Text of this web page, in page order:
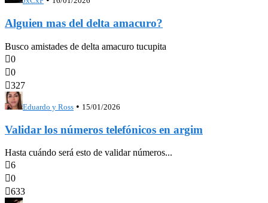
Alguien mas del delta amacuro?
Busco amistades de delta amacuro tucupita
0
0
327
Eduardo y Ross • 15/01/2026
Validar los números telefónicos en argim
Hasta cuándo será esto de validar números...
6
0
633